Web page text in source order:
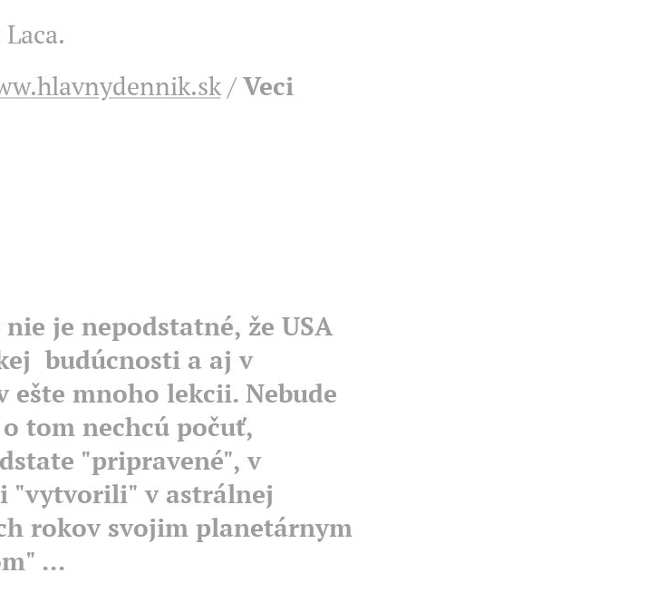
/Veci
je nepodstatné, že USA
budúcnosti a aj v
mnoho lekcii. Nebude
tom nechcú počuť,
"pripravené", v
"vytvorili" v astrálnej
rokov svojim planetárnym
...